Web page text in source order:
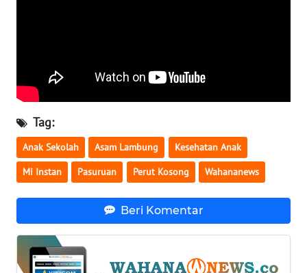
Tag:
Anak Sekolah Asam Lambung Kesehatan Anak
Mi Instan Pasuruan Perut Kosong Wahananews
Beri Komentar
WN
RIAU
WN
SERAMBI
SULTRA